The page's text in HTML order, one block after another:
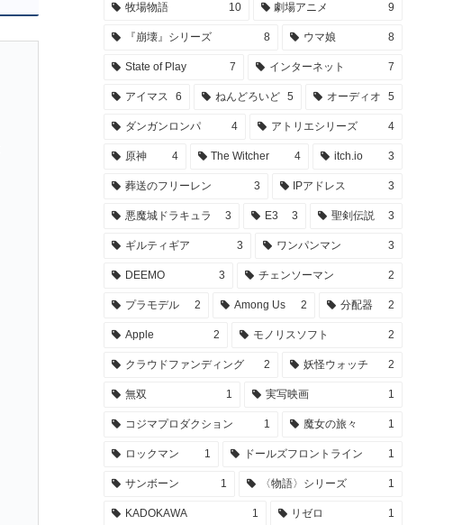
牧場物語 10 劇場アニメ 9
『崩壊』シリーズ 8 ウマ娘 8
State of Play 7 インターネット 7
アイマス 6 ねんどろいど 5 オーディオ 5
ダンガンロンパ 4 アトリエシリーズ 4
原神 4 The Witcher 4 itch.io 3
葬送のフリーレン 3 IPアドレス 3
悪魔城ドラキュラ 3 E3 3 聖剣伝説 3
ギルティギア 3 ワンパンマン 3
DEEMO 3 チェンソーマン 2
プラモデル 2 Among Us 2 分配器 2
Apple 2 モノリスソフト 2
クラウドファンディング 2 妖怪ウォッチ 2
無双 1 実写映画 1
コジマプロダクション 1 魔女の旅々 1
ロックマン 1 ドールズフロントライン 1
サンボーン 1 〈物語〉シリーズ 1
KADOKAWA 1 リゼロ 1